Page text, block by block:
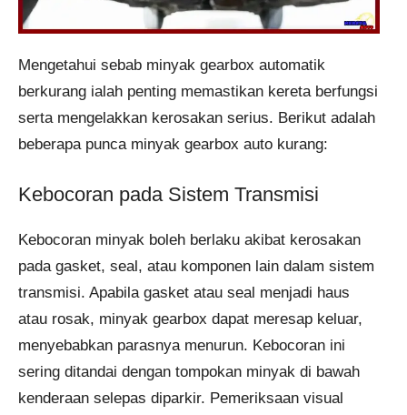
Mengetahui sebab minyak gearbox automatik
berkurang ialah penting memastikan kereta berfungsi
serta mengelakkan kerosakan serius. Berikut adalah
beberapa punca minyak gearbox auto kurang:
Kebocoran pada Sistem Transmisi
Kebocoran minyak boleh berlaku akibat kerosakan
pada gasket, seal, atau komponen lain dalam sistem
transmisi. Apabila gasket atau seal menjadi haus
atau rosak, minyak gearbox dapat meresap keluar,
menyebabkan parasnya menurun. Kebocoran ini
sering ditandai dengan tompokan minyak di bawah
kenderaan selepas diparkir. Pemeriksaan visual